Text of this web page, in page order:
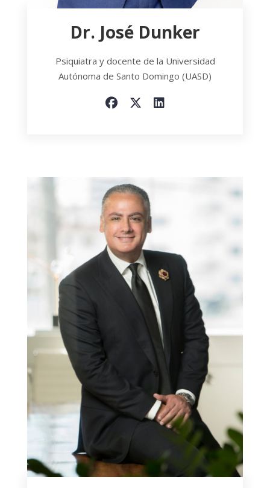
Dr. José Dunker
Psiquiatra y docente de la Universidad
Autónoma de Santo Domingo (UASD)